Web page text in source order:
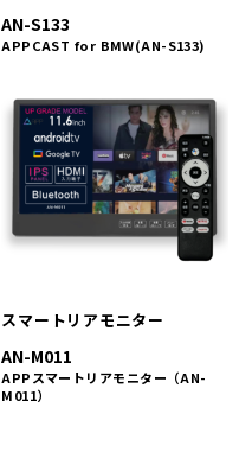
AN-S133
APPCAST for BMW(AN-S133)
スマートリアモニター
AN-M011
APPスマートリアモニター（AN-
M011）